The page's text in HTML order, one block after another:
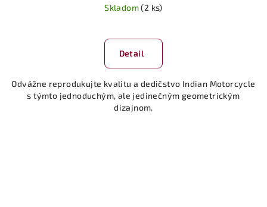
Skladom(2 ks)
Detail
Odvážne reprodukujte kvalitu a dedičstvo Indian Motorcycle
s týmto jednoduchým, ale jedinečným geometrickým
dizajnom.